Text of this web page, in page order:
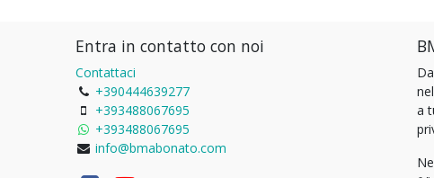
Entra in contatto con noi
Contattaci
+390444639277
+393488067695
+393488067695
info@bmabonato.com
a